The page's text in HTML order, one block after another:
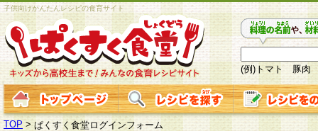
子供向けかんたんレシピの食育サイト
(例)トマト 豚肉
TOP > ぱくすく食堂ログインフォーム